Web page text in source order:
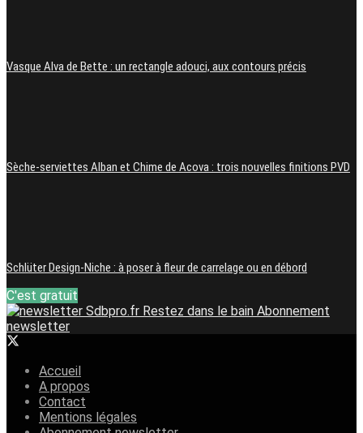
Vasque Alva de Bette : un rectangle adouci, aux contours précis
Sèche-serviettes Alban et Chime de Acova : trois nouvelles finitions PVD
Schlüter Design-Niche : à poser à fleur de carrelage ou en débord
C'est gratuit
Restez dans le bain Abonnement
newsletter
Accueil
A propos
Contact
Mentions légales